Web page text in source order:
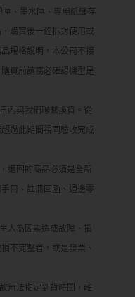
匣、墨水匣、專用紙儲存
購買後一經拆封使用或
規格說明，本公司不接
買前請務必確認機型是
內與我們聯繫換貨。從
過此期間視同驗收完成
退回的商品必須是全新
冊、註冊回函、週邊零
人為因素造成故障、損
不完整者，或是發票、
無法指定到貨時間，確